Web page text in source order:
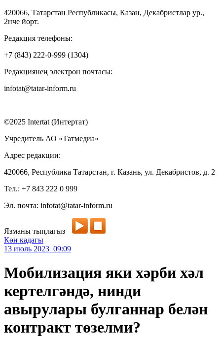
420066, Татарстан Республикасы, Казан, Декабристлар ур.,
2нче йорт.
Редакция телефоны:
+7 (843) 222-0-999 (1304)
Редакциянең электрон почтасы:
infotat@tatar-inform.ru
©2025 Intertat (Интертат)
Учредитель АО «Татмедиа»
Адрес редакции:
420066, Республика Татарстан, г. Казань, ул. Декабристов, д. 2
Тел.: +7 843 222 0 999
Эл. почта: infotat@tatar-inform.ru
Язманы тыңлагыз
Көн кадагы
13 июль 2023 09:09
Мобилизация яки хәрби хәл
кертелгәндә, нинди
авырулары булганнар белән
контракт төзелми?